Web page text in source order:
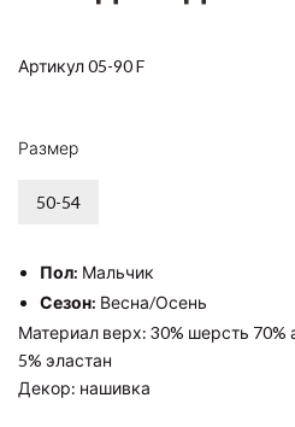
Артикул 05-90 F
Размер
50-54
Пол: Мальчик
Сезон: Весна/Осень
Материал верх: 30% шерсть 70%
5% эластан
Декор: нашивка